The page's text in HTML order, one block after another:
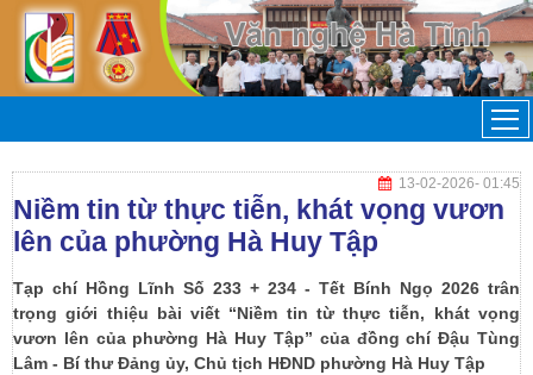
13-02-2026- 01:45
Niềm tin từ thực tiễn, khát vọng vươn
lên của phường Hà Huy Tập
Tạp chí Hồng Lĩnh Số 233 + 234 - Tết Bính Ngọ 2026 trân
trọng giới thiệu bài viết “Niềm tin từ thực tiễn, khát vọng
vươn lên của phường Hà Huy Tập” của đồng chí Đậu Tùng
Lâm - Bí thư Đảng ủy, Chủ tịch HĐND phường Hà Huy Tập